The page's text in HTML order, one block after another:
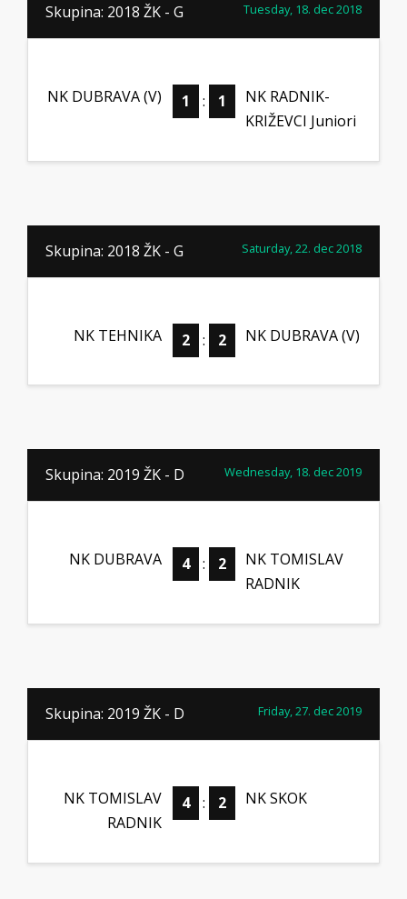
Skupina: 2018 ŽK - G Tuesday, 18. dec 2018
NK DUBRAVA (V) 1 : 1
NK RADNIK-
KRIŽEVCI Juniori
Skupina: 2018 ŽK - G Saturday, 22. dec 2018
NK TEHNIKA 2 : 2 NK DUBRAVA (V)
Skupina: 2019 ŽK - D Wednesday, 18. dec 2019
NK DUBRAVA 4 : 2
NK TOMISLAV
RADNIK
Skupina: 2019 ŽK - D Friday, 27. dec 2019
NK TOMISLAV
RADNIK
4 : 2 NK SKOK